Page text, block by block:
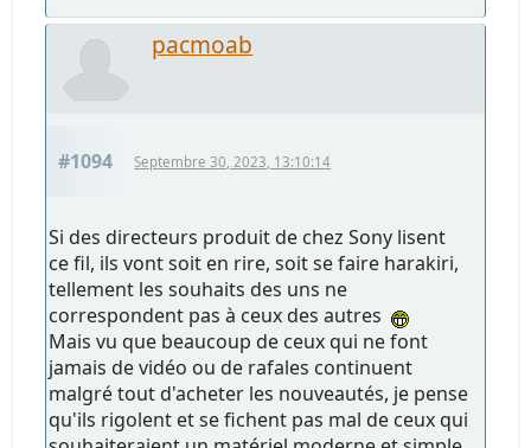
pacmoab
#1094 Septembre 30, 2023, 13:10:14
Si des directeurs produit de chez Sony lisent
ce fil, ils vont soit en rire, soit se faire harakiri,
tellement les souhaits des uns ne
correspondent pas à ceux des autres
Mais vu que beaucoup de ceux qui ne font
jamais de vidéo ou de rafales continuent
malgré tout d'acheter les nouveautés, je pense
qu'ils rigolent et se fichent pas mal de ceux qui